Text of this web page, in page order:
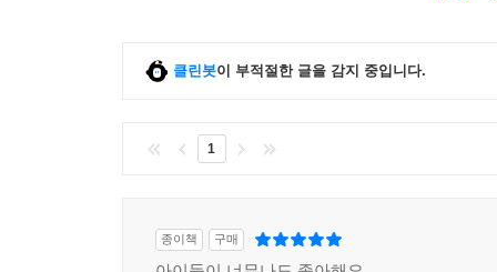
클린봇이 부적절한 글을 감지 중입니다.
1
종이책 구매